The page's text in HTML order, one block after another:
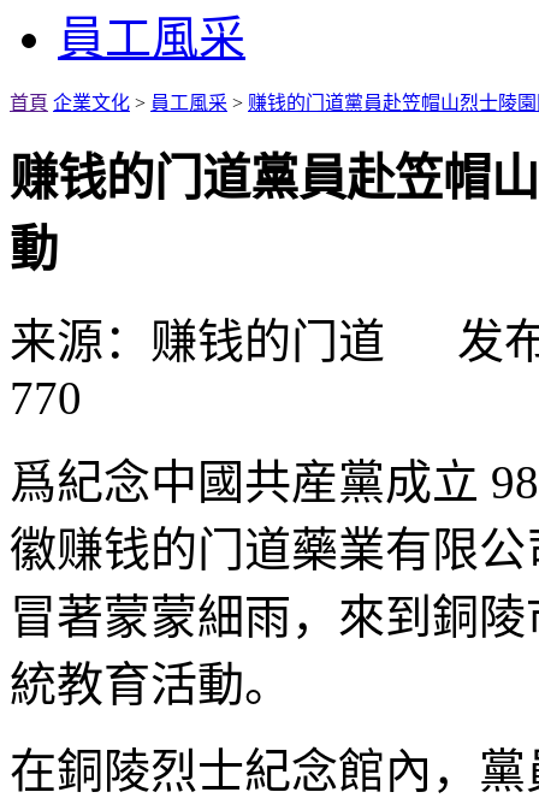
員工風采
首頁 企業文化 > 員工風采 > 赚钱的门道黨員赴笠帽山烈士陵
赚钱的门道黨員赴笠帽
動
来源：赚钱的门道 发
770
爲紀念中國共産黨成立
徽赚钱的门道藥業有限
冒著蒙蒙細雨，來到銅
統教育活動。
在銅陵烈士紀念館內，